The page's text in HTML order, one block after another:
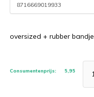
8716669019933
oversized + rubber bandje
Consumentenprijs: 5,95